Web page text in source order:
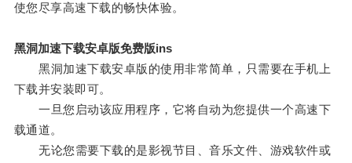
使您尽享高速下载的畅快体验。
黑洞加速下载安卓版免费版ins
黑洞加速下载安卓版的使用非常简单，只需要在手机上
下载并安装即可。
一旦您启动该应用程序，它将自动为您提供一个高速下
载通道。
无论您需要下载的是影视节目、音乐文件、游戏软件或